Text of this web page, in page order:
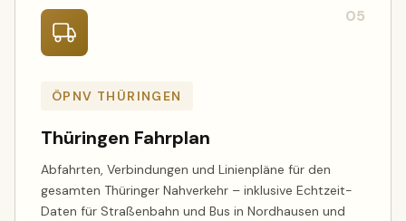
05
ÖPNV THÜRINGEN
Thüringen Fahrplan
Abfahrten, Verbindungen und Linienpläne für den
gesamten Thüringer Nahverkehr – inklusive Echtzeit-
Daten für Straßenbahn und Bus in Nordhausen und